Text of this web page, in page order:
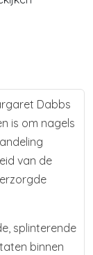
Dabbs
is om nagels
van de
splinterende
binnen